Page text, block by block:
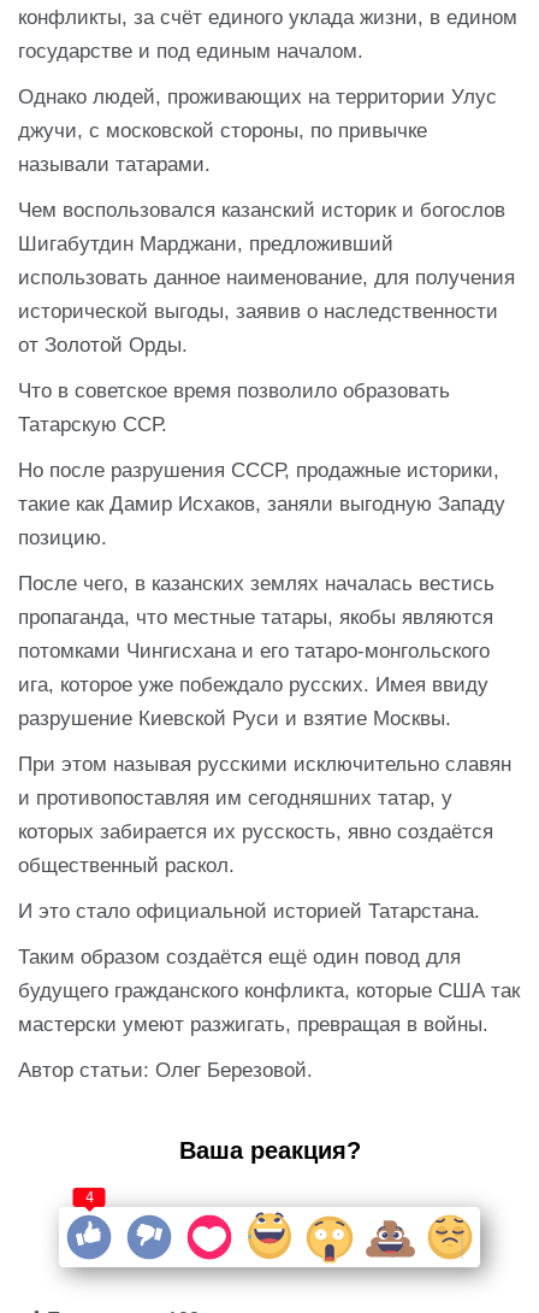
конфликты, за счёт единого уклада жизни, в едином
государстве и под единым началом.
Однако людей, проживающих на территории Улус
джучи, с московской стороны, по привычке
называли татарами.
Чем воспользовался казанский историк и богослов
Шигабутдин Марджани, предложивший
использовать данное наименование, для получения
исторической выгоды, заявив о наследственности
от Золотой Орды.
Что в советское время позволило образовать
Татарскую ССР.
Но после разрушения СССР, продажные историки,
такие как Дамир Исхаков, заняли выгодную Западу
позицию.
После чего, в казанских землях началась вестись
пропаганда, что местные татары, якобы являются
потомками Чингисхана и его татаро-монгольского
ига, которое уже побеждало русских. Имея ввиду
разрушение Киевской Руси и взятие Москвы.
При этом называя русскими исключительно славян
и противопоставляя им сегодняшних татар, у
которых забирается их русскость, явно создаётся
общественный раскол.
И это стало официальной историей Татарстана.
Таким образом создаётся ещё один повод для
будущего гражданского конфликта, которые США так
мастерски умеют разжигать, превращая в войны.
Автор статьи: Олег Березовой.
Ваша реакция?
4